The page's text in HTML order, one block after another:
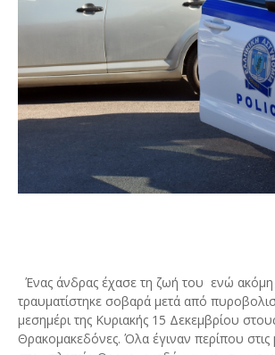
Ένας άνδρας έχασε τη ζωή του ενώ ακόμη
τραυματίστηκε σοβαρά μετά από
μεσημέρι της Κυριακής 15 Δεκεμβρίου
Θρακομακεδόνες. Όλα έγιναν περίπου στις